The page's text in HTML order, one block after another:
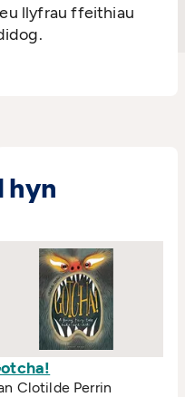
llyfrau ffeithiau
hyn
Clotilde Perrin